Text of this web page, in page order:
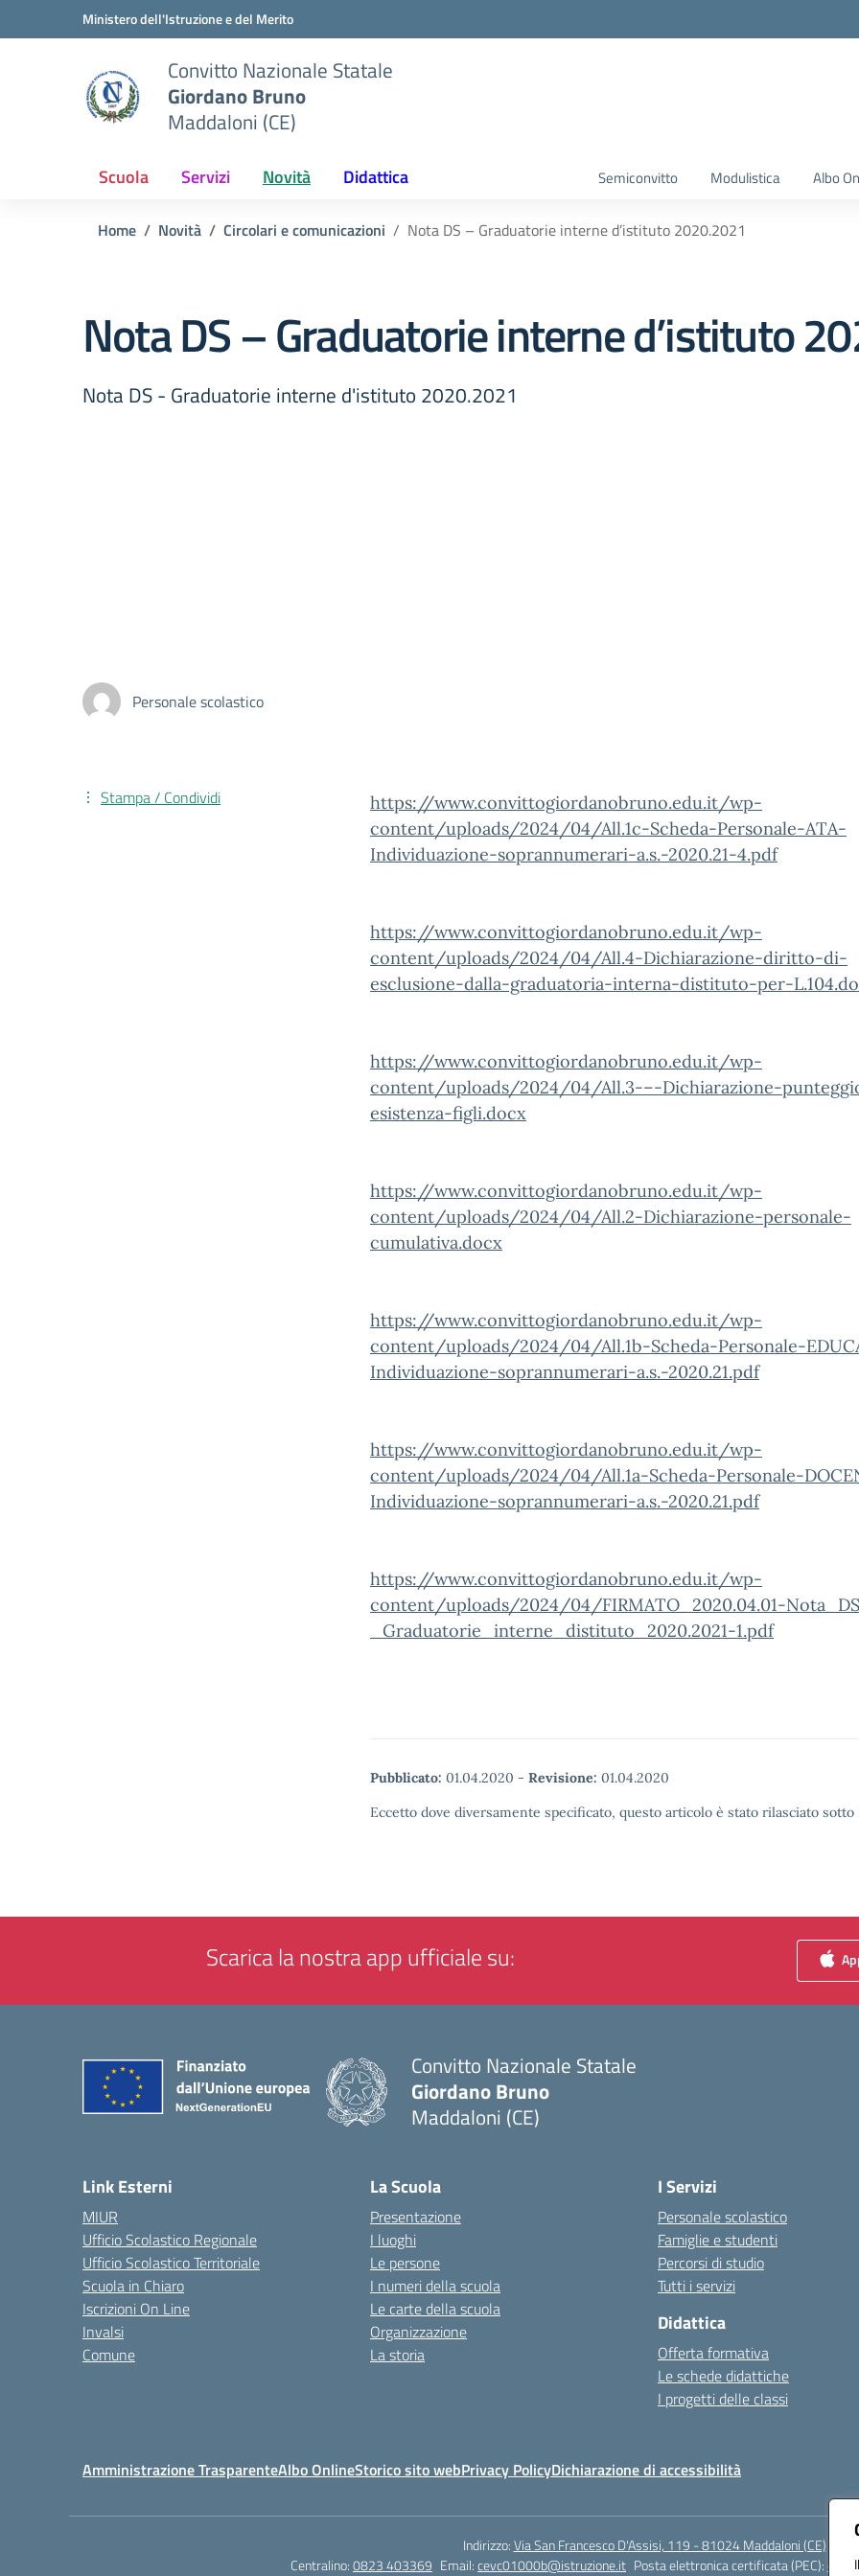
Vai ai contenuti
Vai al menu di navigazioneMinistero dell'Istruzione e del Merito
Convitto Nazionale Statale
Giordano Bruno
Maddaloni (CE)
Scuola Servizi Novità Didattica Semiconvitto Modulistica Albo
Home Novità Circolari e comunicazioni Nota DS – Graduatorie interne d’istituto 2020.2021
Nota DS – Graduatorie interne d’istituto
Nota DS - Graduatorie interne d'istituto 2020.2021
Personale scolastico
https://www.convittogiordanobruno.edu.it/wp-
content/uploads/2024/04/All.1c-Scheda-Personale-ATA-
Individuazione-soprannumerari-a.s.-2020.21-4.pdf
https://www.convittogiordanobruno.edu.it/wp-
content/uploads/2024/04/All.4-Dichiarazione-diritto-di-
esclusione-dalla-graduatoria-interna-distituto-per-
https://www.convittogiordanobruno.edu.it/wp-
content/uploads/2024/04/All.3-–-Dichiarazione-
esistenza-figli.docx
https://www.convittogiordanobruno.edu.it/wp-
content/uploads/2024/04/All.2-Dichiarazione-personale-
cumulativa.docx
https://www.convittogiordanobruno.edu.it/wp-
content/uploads/2024/04/All.1b-Scheda-Personale-
Individuazione-soprannumerari-a.s.-2020.21.pdf
https://www.convittogiordanobruno.edu.it/wp-
content/uploads/2024/04/All.1a-Scheda-Personale-
Individuazione-soprannumerari-a.s.-2020.21.pdf
https://www.convittogiordanobruno.edu.it/wp-
content/uploads/2024/04/FIRMATO_2020.04.01-
_Graduatorie_interne_distituto_2020.2021-1.pdf
Pubblicato: 01.04.2020 - Revisione: 01.04.2020
Eccetto dove diversamente specificato, questo articolo è stato rilasciato
Stampa / Condividi
Scarica la nostra app ufficiale su:
Convitto Nazionale Statale
Giordano Bruno
Maddaloni (CE)
Link Esterni
MIUR
Ufficio Scolastico Regionale
Ufficio Scolastico Territoriale
Scuola in Chiaro
Iscrizioni On Line
Invalsi
Comune
La Scuola
Presentazione
I luoghi
Le persone
I numeri della scuola
Le carte della scuola
Organizzazione
La storia
I Servizi
Personale scolastico
Famiglie e studenti
Percorsi di studio
Tutti i servizi
Didattica
Offerta formativa
Le schede didattiche
I progetti delle classi
Amministrazione TrasparenteAlbo OnlineStorico sito webPrivacy PolicyDichiarazione di accessibilità
Indirizzo:Via San Francesco D'Assisi, 119 - 81024 Maddaloni (CE)
Centralino:0823 403369 Email:cevc01000b@istruzione.it Posta elettronica certificata (PEC):